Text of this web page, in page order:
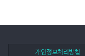
개인정보처리방침